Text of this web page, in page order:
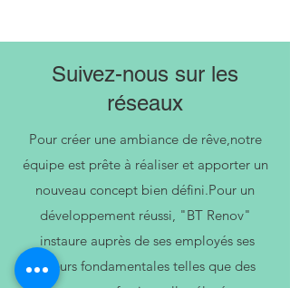
Suivez-nous sur les
réseaux
Pour créer une ambiance de rêve,notre
équipe est prête à réaliser et apporter un
nouveau concept bien défini.Pour un
développement réussi, "BT Renov"
instaure auprès de ses employés ses
valeurs fondamentales telles que des